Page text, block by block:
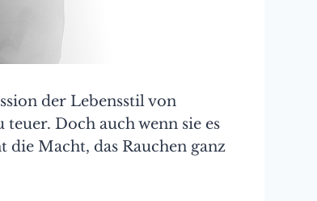
der Lebensstil von
Doch auch wenn sie es
die Macht, das Rauchen ganz